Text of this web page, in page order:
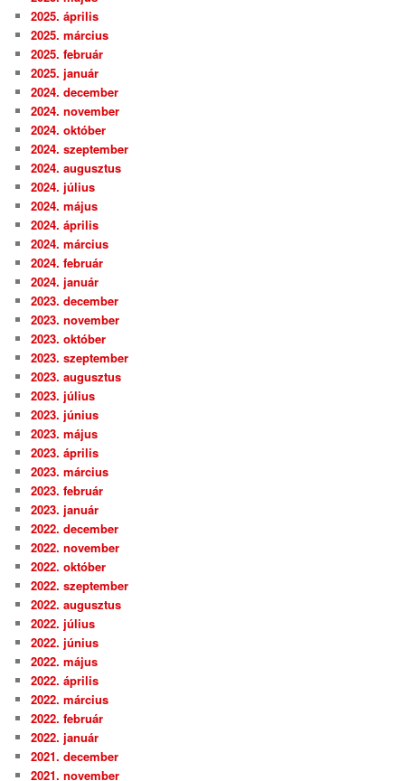
2025. április
2025. március
2025. február
2025. január
2024. december
2024. november
2024. október
2024. szeptember
2024. augusztus
2024. július
2024. május
2024. április
2024. március
2024. február
2024. január
2023. december
2023. november
2023. október
2023. szeptember
2023. augusztus
2023. július
2023. június
2023. május
2023. április
2023. március
2023. február
2023. január
2022. december
2022. november
2022. október
2022. szeptember
2022. augusztus
2022. július
2022. június
2022. május
2022. április
2022. március
2022. február
2022. január
2021. december
2021. november